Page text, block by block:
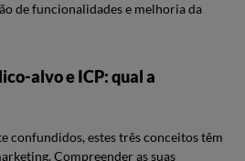
de funcionalidades e melhoria da
alvo e ICP: qual a
confundidos, estes três conceitos têm
Compreender as suas